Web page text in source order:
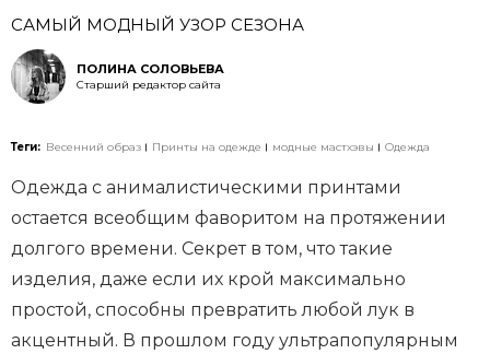
САМЫЙ МОДНЫЙ УЗОР СЕЗОНА
ПОЛИНА СОЛОВЬЕВА
Старший редактор сайта
Теги: Весенний образ Принты на одежде модные мастхэвы Одежда
Одежда с анималистическими принтами
остается всеобщим фаворитом на протяжении
долгого времени. Секрет в том, что такие
изделия, даже если их крой максимально
простой, способны превратить любой лук в
акцентный. В прошлом году ультрапопулярным